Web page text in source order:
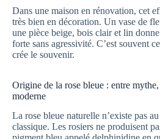
Dans une maison en rénovation, cet
très bien en décoration. Un vase de
une pièce beige, bois clair et lin
forte sans agressivité. C’est souvent
crée le souvenir.
Origine de la rose bleue : entre
moderne
La rose bleue naturelle n’existe pas
classique. Les rosiers ne produisent